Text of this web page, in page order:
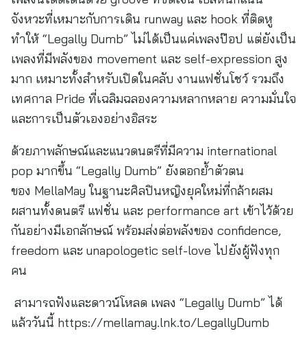
จังหวะที่เหมาะกับการเดิน runway และ hook ที่ติดหู
ทำให้ “Legally Dumb” ไม่ได้เป็นแค่เพลงป๊อป แต่ยังเป็น
เพลงที่มีพลังของ movement และ self-expression สูง
มาก เหมาะทั้งสำหรับเปิดในคลับ งานแฟชั่นโชว์ รวมถึง
เทศกาล Pride ที่เฉลิมฉลองความหลากหลาย ความมั่นใจ
และการเป็นตัวเองอย่างอิสระ
ด้วยภาพลักษณ์และแนวดนตรีที่มีความ international
pop มากขึ้น “Legally Dumb” ยังตอกย้ำตัวตน
ของ MellaMay ในฐานะศิลปินหญิงยุคใหม่ที่กล้าผสม
ผสานทั้งดนตรี แฟชั่น และ performance art เข้าไว้ด้วย
กันอย่างมีเอกลักษณ์ พร้อมส่งต่อพลังของ confidence,
freedom และ unapologetic self-love ไปยังผู้ฟังทุก
คน
สามารถฟังและดาวน์โหลด เพลง “Legally Dumb” ได้
แล้ววันนี้ https://mellamay.lnk.to/LegallyDumb